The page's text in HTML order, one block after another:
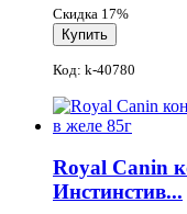
Скидка 17%
Код: k-40780
Royal Canin
Инстинстив...